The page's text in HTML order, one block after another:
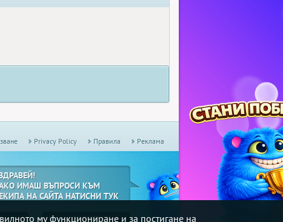
му функциониране и за постигане на
Privacy Policy Правила Реклама
ИМАШ ВЪПРОСИ КЪМ
ЕКИПА НА САЙТА НАТИСНИ ТУК